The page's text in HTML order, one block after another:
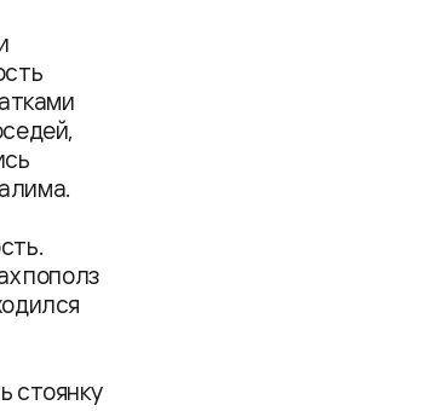
пополз
стоянку